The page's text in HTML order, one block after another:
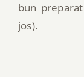
bun
jos).